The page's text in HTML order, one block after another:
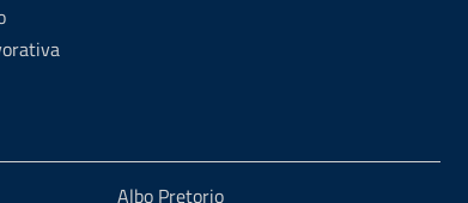
Albo Pretorio